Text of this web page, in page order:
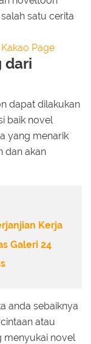
satu cerita
Page
dari
dapat dilakukan
baik novel
yang menarik
dan akan
Kerja
Galeri 24
anda sebaiknya
atau
menyukai novel